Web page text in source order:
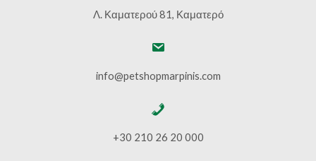
Λ. Καματερού 81, Καματερό
info@petshopmarpinis.com
+30 210 26 20 000